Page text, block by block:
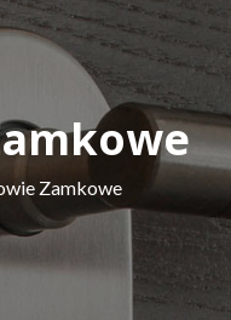
Zamkowe